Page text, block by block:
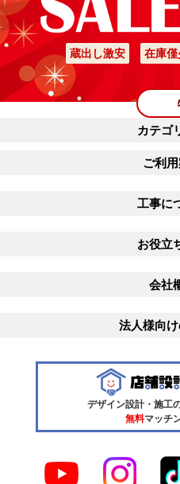
蔵出し激安 在庫僅
カテゴ
ご利
工事に
お役立
会社
法人様向
デザイン設計・施工
無料マッチ